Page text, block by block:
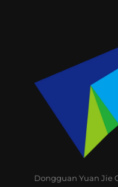
Dongguan Yuan Jie